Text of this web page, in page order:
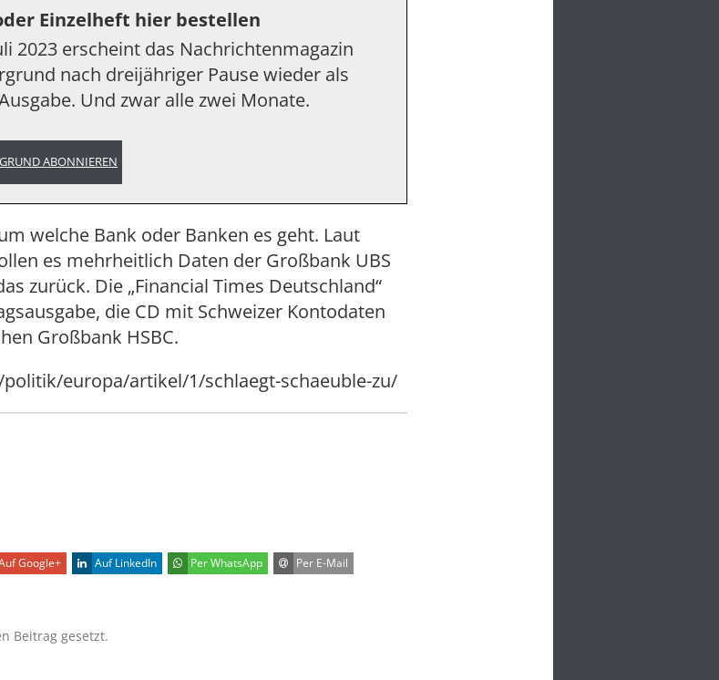
Einzelheft hier bestellen
2023 erscheint das Nachrichtenmagazin
nach dreijähriger Pause wieder als
Und zwar alle zwei Monate.
ABONNIEREN
welche Bank oder Banken es geht. Laut
es mehrheitlich Daten der Großbank UBS
zurück. Die „Financial Times Deutschland“
die CD mit Schweizer Kontodaten
Großbank HSBC.
europa/artikel/1/schlaegt-schaeuble-zu/
Google+ Auf LinkedIn Per WhatsApp Per E-Mail
Beitrag gesetzt.